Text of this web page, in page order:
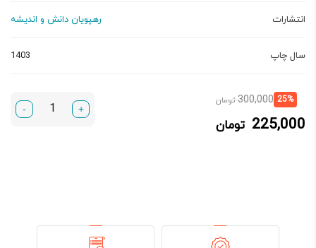
انتشارات رهپویان دانش و اندیشه
سال چاپ 1403
25%
300,000 تومانقیمت
225,000 تومان
قیمت
225,000 تومان.
+
-